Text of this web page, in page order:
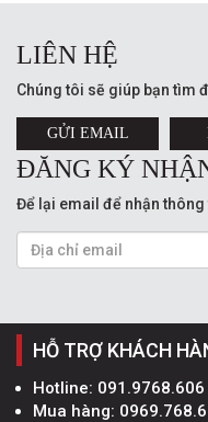
LIÊN HỆ
Chúng tôi sẽ giúp bạn tìm
GỬI EMAIL
ĐĂNG KÝ
Để lại email để nhận thông
HỖ TRỢ KHÁCH
Hotline: 091.9768.606
Mua hàng: